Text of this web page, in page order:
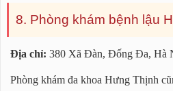
8. Phòng khám bệnh lậu
Địa chỉ: 380 Xã Đàn, Đống Đa, Hà
Phòng khám đa khoa Hưng Thịnh